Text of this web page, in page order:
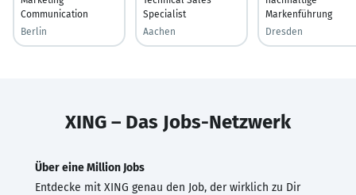
Communication
Berlin
Specialist
Aachen
Markenführung
Dresden
XING – Das Jobs-Netzwerk
Über eine Million Jobs
Entdecke mit XING genau den Job, der wirklich zu Dir